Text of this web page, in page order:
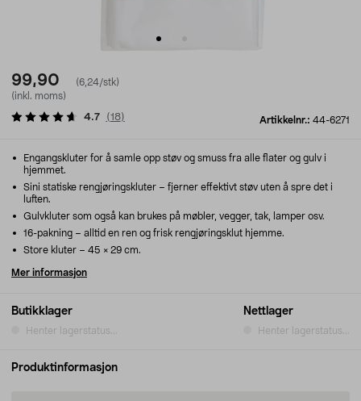
99,90
(6,24/stk)
(inkl. moms)
Artikkelnr.: 44-6271
4.7 (18)
Butikklager
Henter lagerstatus...
Nettlager
Henter lagerstatus...
Engangskluter for å samle opp støv og smuss fra alle flater og gulv i
hjemmet.
Sini statiske rengjøringskluter – fjerner effektivt støv uten å spre det i
luften.
Gulvkluter som også kan brukes på møbler, vegger, tak, lamper osv.
16-pakning – alltid en ren og frisk rengjøringsklut hjemme.
Store kluter – 45 × 29 cm.
Mer informasjon
Produktinformasjon